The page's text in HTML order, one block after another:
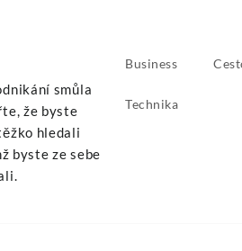
smůla
že byste
hledali
byste ze sebe
Business
Technika
z řady unica colors budete šťastnější